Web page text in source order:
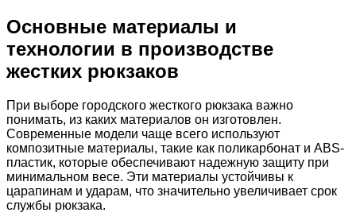
Основные материалы и
технологии в производстве
жестких рюкзаков
При выборе городского жесткого рюкзака важно
понимать, из каких материалов он изготовлен.
Современные модели чаще всего используют
композитные материалы, такие как поликарбонат и ABS-
пластик, которые обеспечивают надежную защиту при
минимальном весе. Эти материалы устойчивы к
царапинам и ударам, что значительно увеличивает срок
службы рюкзака.